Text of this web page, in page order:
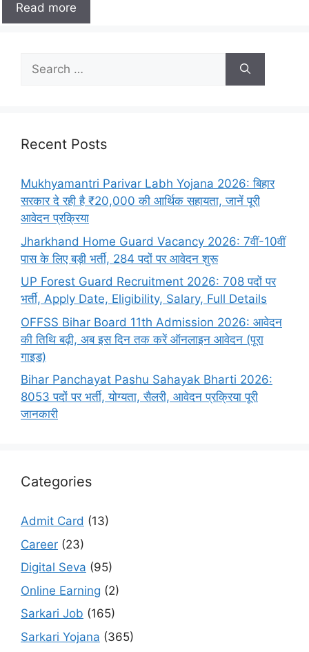
Read more
Recent Posts
Mukhyamantri Parivar Labh Yojana 2026: बिहार
सरकार दे रही है ₹20,000 की आर्थिक सहायता, जानें पूरी
आवेदन प्रक्रिया
Jharkhand Home Guard Vacancy 2026: 7वीं-10वीं
पास के लिए बड़ी भर्ती, 284 पदों पर आवेदन शुरू
UP Forest Guard Recruitment 2026: 708 पदों पर
भर्ती, Apply Date, Eligibility, Salary, Full Details
OFFSS Bihar Board 11th Admission 2026: आवेदन
की तिथि बढ़ी, अब इस दिन तक करें ऑनलाइन आवेदन (पूरा
गाइड)
Bihar Panchayat Pashu Sahayak Bharti 2026:
8053 पदों पर भर्ती, योग्यता, सैलरी, आवेदन प्रक्रिया पूरी
जानकारी
Categories
Admit Card (13)
Career (23)
Digital Seva (95)
Online Earning (2)
Sarkari Job (165)
Sarkari Yojana (365)